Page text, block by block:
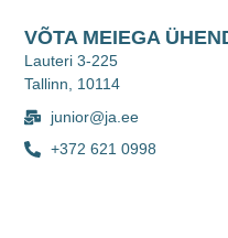
VÕTA MEIEGA
Lauteri 3-225
Tallinn, 10114
junior@ja.ee
+372 621 0998